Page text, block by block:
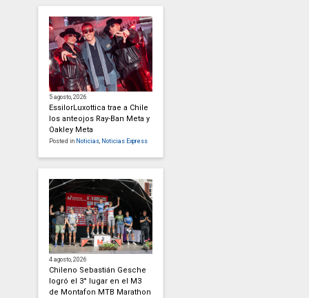
5 agosto, 2026
EssilorLuxottica trae a Chile
los anteojos Ray-Ban Meta y
Oakley Meta
Posted in Noticias, Noticias Express
4 agosto, 2026
Chileno Sebastián Gesche
logró el 3° lugar en el M3
de Montafon MTB Marathon